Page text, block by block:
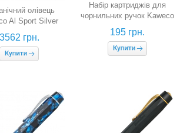
олівець
Al Sport Silver
сріблястий, 0,7
мм)
3562 грн.
Набір картриджів для
чорнильних ручок Kaweco
(темно-синього кольору, 6
шт.)
195 грн.